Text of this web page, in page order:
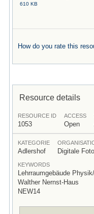
610 KB
How do you rate this
Resource details
RESOURCE ID
1053
ACCESS
Open
KATEGORIE
Adlershof Digitale
KEYWORDS
Lehrraumgebäude
Walther Nernst-Haus
NEW14